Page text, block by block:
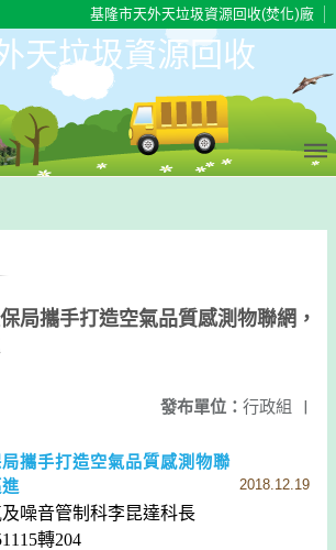
基隆市天外天垃圾資源回收(焚化)廠
天垃圾資源回收
局攜手打造空氣品質感測物聯網，
發布單位： 行政組 |
攜手打造空氣品質感測物聯
2018.12.19
噪音管制科李昆達科長
轉204